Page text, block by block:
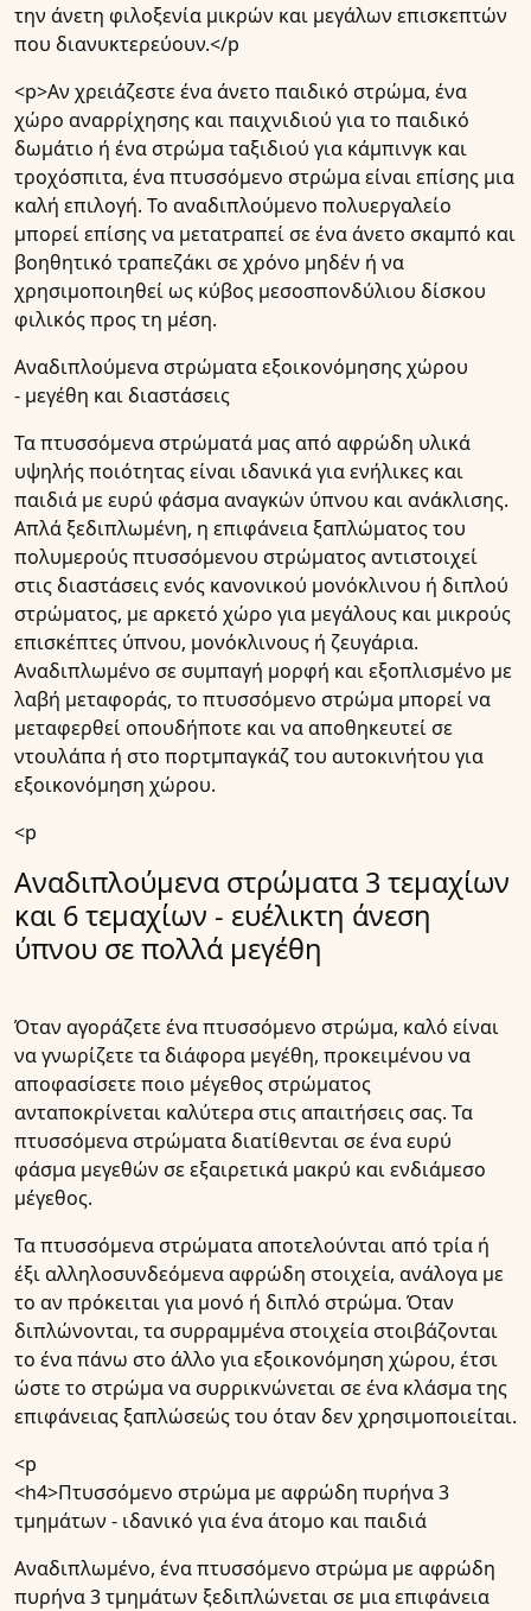
την άνετη φιλοξενία μικρών και μεγάλων επισκεπτών
που διανυκτερεύουν.</p
<p>Αν χρειάζεστε ένα άνετο παιδικό στρώμα, ένα
χώρο αναρρίχησης και παιχνιδιού για το παιδικό
δωμάτιο ή ένα στρώμα ταξιδιού για κάμπινγκ και
τροχόσπιτα, ένα πτυσσόμενο στρώμα είναι επίσης μια
καλή επιλογή. Το αναδιπλούμενο πολυεργαλείο
μπορεί επίσης να μετατραπεί σε ένα άνετο σκαμπό και
βοηθητικό τραπεζάκι σε χρόνο μηδέν ή να
χρησιμοποιηθεί ως κύβος μεσοσπονδύλιου δίσκου
φιλικός προς τη μέση.
Αναδιπλούμενα στρώματα εξοικονόμησης χώρου
- μεγέθη και διαστάσεις
Τα πτυσσόμενα στρώματά μας από αφρώδη υλικά
υψηλής ποιότητας είναι ιδανικά για ενήλικες και
παιδιά με ευρύ φάσμα αναγκών ύπνου και ανάκλισης.
Απλά ξεδιπλωμένη, η επιφάνεια ξαπλώματος του
πολυμερούς πτυσσόμενου στρώματος αντιστοιχεί
στις διαστάσεις ενός κανονικού μονόκλινου ή διπλού
στρώματος, με αρκετό χώρο για μεγάλους και μικρούς
επισκέπτες ύπνου, μονόκλινους ή ζευγάρια.
Αναδιπλωμένο σε συμπαγή μορφή και εξοπλισμένο με
λαβή μεταφοράς, το πτυσσόμενο στρώμα μπορεί να
μεταφερθεί οπουδήποτε και να αποθηκευτεί σε
ντουλάπα ή στο πορτμπαγκάζ του αυτοκινήτου για
εξοικονόμηση χώρου.
<p
Αναδιπλούμενα στρώματα 3 τεμαχίων
και 6 τεμαχίων - ευέλικτη άνεση
ύπνου σε πολλά μεγέθη
Όταν αγοράζετε ένα πτυσσόμενο στρώμα, καλό είναι
να γνωρίζετε τα διάφορα μεγέθη, προκειμένου να
αποφασίσετε ποιο μέγεθος στρώματος
ανταποκρίνεται καλύτερα στις απαιτήσεις σας. Τα
πτυσσόμενα στρώματα διατίθενται σε ένα ευρύ
φάσμα μεγεθών σε εξαιρετικά μακρύ και ενδιάμεσο
μέγεθος.
Τα πτυσσόμενα στρώματα αποτελούνται από τρία ή
έξι αλληλοσυνδεόμενα αφρώδη στοιχεία, ανάλογα με
το αν πρόκειται για μονό ή διπλό στρώμα. Όταν
διπλώνονται, τα συρραμμένα στοιχεία στοιβάζονται
το ένα πάνω στο άλλο για εξοικονόμηση χώρου, έτσι
ώστε το στρώμα να συρρικνώνεται σε ένα κλάσμα της
επιφάνειας ξαπλώσεώς του όταν δεν χρησιμοποιείται.
<p
<h4>Πτυσσόμενο στρώμα με αφρώδη πυρήνα 3
τμημάτων - ιδανικό για ένα άτομο και παιδιά
Αναδιπλωμένο, ένα πτυσσόμενο στρώμα με αφρώδη
πυρήνα 3 τμημάτων ξεδιπλώνεται σε μια επιφάνεια